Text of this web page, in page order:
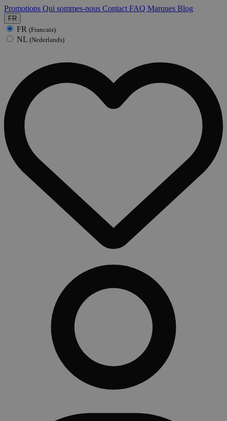
Promotions Qui sommes-nous Contact FAQ Marques Blog
FR
FR (Francais)
NL (Nederlands)